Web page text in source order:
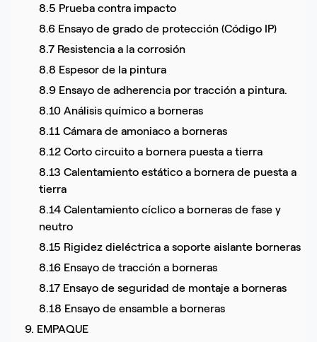
8.5 Prueba contra impacto
8.6 Ensayo de grado de protección (Código IP)
8.7 Resistencia a la corrosión
8.8 Espesor de la pintura
8.9 Ensayo de adherencia por tracción a pintura.
8.10 Análisis químico a borneras
8.11 Cámara de amoniaco a borneras
8.12 Corto circuito a bornera puesta a tierra
8.13 Calentamiento estático a bornera de puesta a
tierra
8.14 Calentamiento cíclico a borneras de fase y
neutro
8.15 Rigidez dieléctrica a soporte aislante borneras
8.16 Ensayo de tracción a borneras
8.17 Ensayo de seguridad de montaje a borneras
8.18 Ensayo de ensamble a borneras
9. EMPAQUE